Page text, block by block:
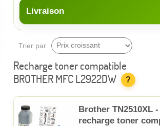
Livraison
Trier par
Recharge toner compatible
BROTHER MFC L2922DW
?
Brother TN2510XL
recharge toner